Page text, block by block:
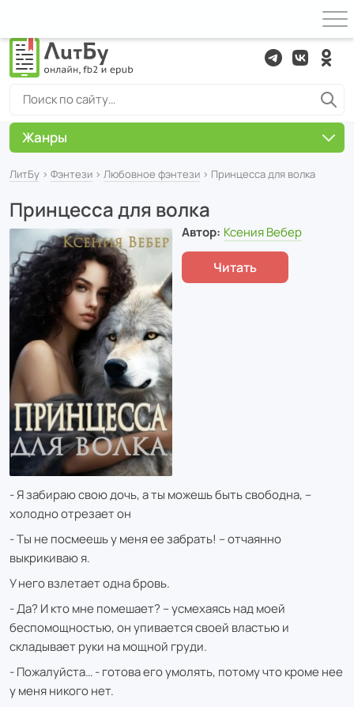
ЛитБу › Фэнтези › Любовное фэнтези › Принцесса для волка
Принцесса для волка
Автор: Ксения Вебер
Читать
- Я забираю свою дочь, а ты можешь быть свободна, –
холодно отрезает он
- Ты не посмеешь у меня ее забрать! – отчаянно
выкрикиваю я.
У него взлетает одна бровь.
- Да? И кто мне помешает? – усмехаясь над моей
беспомощностью, он упивается своей властью и
складывает руки на мощной груди.
- Пожалуйста… - готова его умолять, потому что кроме нее
у меня никого нет.
Жанры